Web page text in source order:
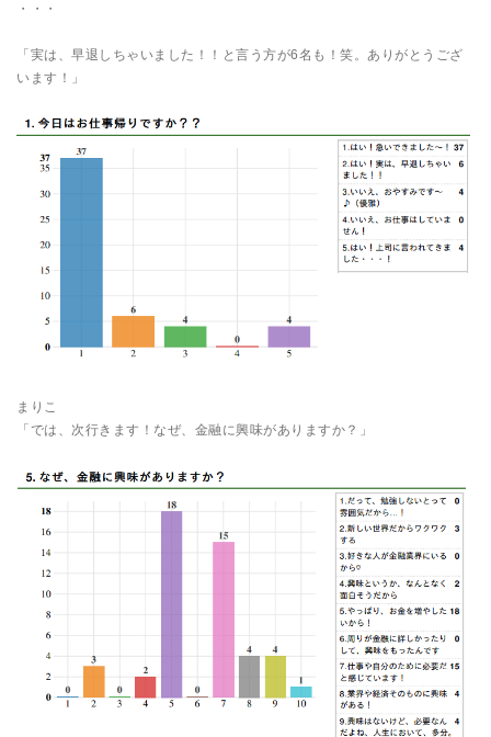
・・・
「実は、早退しちゃいました！！と言う方が6名も！笑。ありがとうござ
います！」
まりこ
「では、次行きます！なぜ、金融に興味がありますか？」